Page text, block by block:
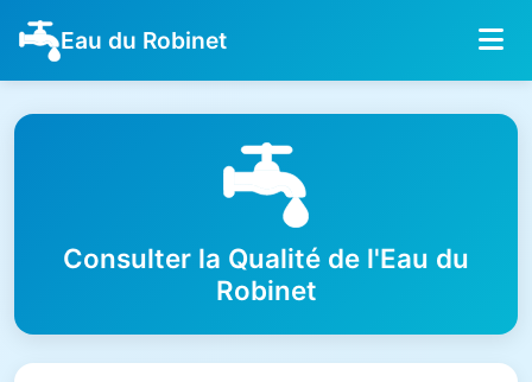
Eau du Robinet
Consulter la Qualité de l'Eau du
Robinet